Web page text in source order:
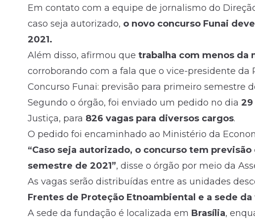
Em contato com a equipe de jornalismo do
caso seja autorizado, o novo concurso Funai
2021.
Além disso, afirmou que trabalha com menos
corroborando com a fala que o vice-presidente
Concurso Funai: previsão para primeiro semestre
Segundo o órgão, foi enviado um pedido no dia 29
Justiça, para 826 vagas para diversos cargos.
O pedido foi encaminhado ao Ministério da
“Caso seja autorizado, o concurso tem
semestre de 2021”, disse o órgão por meio da
As vagas serão distribuídas entre as unidades
Frentes de Proteção Etnoambiental e a sede
A sede da fundação é localizada em Brasília,